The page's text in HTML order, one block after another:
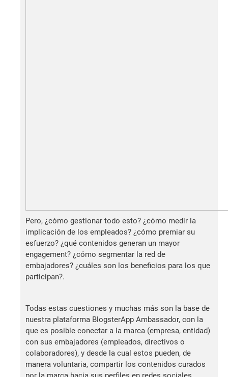
Pero, ¿cómo gestionar todo esto? ¿cómo medir la
implicación de los empleados? ¿cómo premiar su
esfuerzo? ¿qué contenidos generan un mayor
engagement? ¿cómo segmentar la red de
embajadores? ¿cuáles son los beneficios para los que
participan?.
Todas estas cuestiones y muchas más son la base de
nuestra plataforma BlogsterApp Ambassador, con la
que es posible conectar a la marca (empresa, entidad)
con sus embajadores (empleados, directivos o
colaboradores), y desde la cual estos pueden, de
manera voluntaria, compartir los contenidos curados